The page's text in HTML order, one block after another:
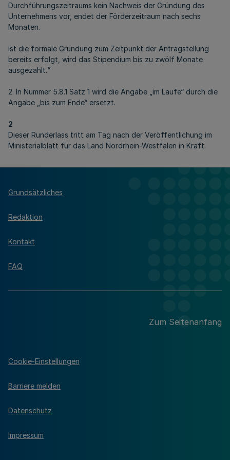
Durchführungszeitraums kein Nachweis der Gründung des
Unternehmens vor, endet der Förderzeitraum nach sechs
Monaten.
Ist die formale Gründung zum Zeitpunkt der Antragstellung
bereits erfolgt, wird das Stipendium bis zu zwölf Monate
ausgezahlt.“
2. In Nummer 5.8.1 Satz 1 wird die Angabe „im Laufe“ durch die
Angabe „bis zum Ende“ ersetzt.
2
Dieser Runderlass tritt am Tag nach der Veröffentlichung im
Ministerialblatt für das Land Nordrhein-Westfalen in Kraft.
Grundsätzliches
Redaktion
Kontakt
FAQ
Zum Seitenanfang
Cookie-Einstellungen
Barriere melden
Datenschutz
Impressum